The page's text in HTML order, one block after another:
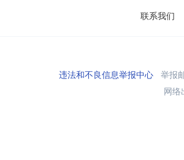
联系我们
违法和不良信息举报中心举报
网